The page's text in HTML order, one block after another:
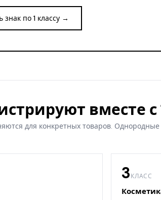
знак по 1 классу →
вместе с
для конкретных товаров.
3КЛАСС